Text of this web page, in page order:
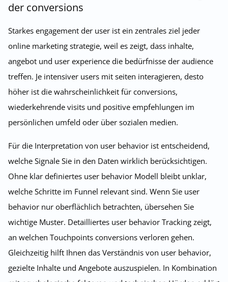
der conversions
Starkes engagement der user ist ein zentrales ziel jeder
online marketing strategie, weil es zeigt, dass inhalte,
angebot und user experience die bedürfnisse der audience
treffen. Je intensiver users mit seiten interagieren, desto
höher ist die wahrscheinlichkeit für conversions,
wiederkehrende visits und positive empfehlungen im
persönlichen umfeld oder über sozialen medien.
Für die Interpretation von user behavior ist entscheidend,
welche Signale Sie in den Daten wirklich berücksichtigen.
Ohne klar definiertes user behavior Modell bleibt unklar,
welche Schritte im Funnel relevant sind. Wenn Sie user
behavior nur oberflächlich betrachten, übersehen Sie
wichtige Muster. Detailliertes user behavior Tracking zeigt,
an welchen Touchpoints conversions verloren gehen.
Gleichzeitig hilft Ihnen das Verständnis von user behavior,
gezielte Inhalte und Angebote auszuspielen. In Kombination